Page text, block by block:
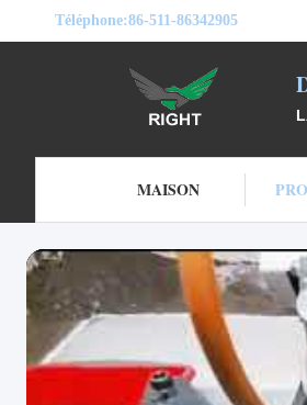
Téléphone:86-511-86342905
MAISON